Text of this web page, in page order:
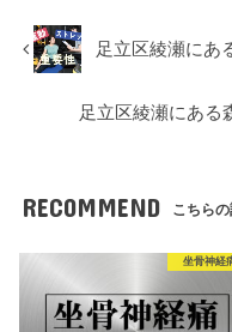
足立区綾瀬にあ
足立区綾瀬にある
RECOMMEND こちらの
坐骨神経